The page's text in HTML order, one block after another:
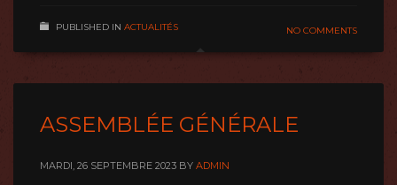
PUBLISHED IN ACTUALITÉS NO COMMENTS
ASSEMBLÉE GÉNÉRALE
MARDI, 26 SEPTEMBRE 2023 BY ADMIN